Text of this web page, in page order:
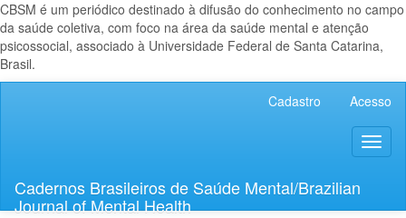
CBSM é um periódico destinado à difusão do conhecimento no campo
da saúde coletiva, com foco na área da saúde mental e atenção
psicossocial, associado à Universidade Federal de Santa Catarina,
Brasil.
Lateral
Cadastro Acesso
Cadernos Brasileiros de Saúde Mental/Brazilian
Journal of Mental Health